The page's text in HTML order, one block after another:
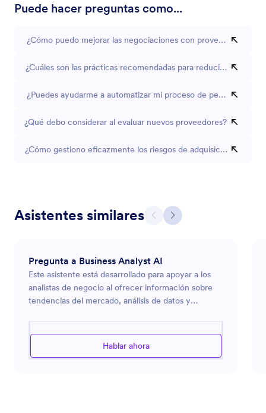
Puede hacer preguntas como...
¿Cómo puedo mejorar las negociaciones con proveedores?
¿Cuáles son las prácticas recomendadas para reducir los costos
¿Puedes ayudarme a automatizar mi proceso de pedido de
¿Qué debo considerar al evaluar nuevos proveedores?
¿Cómo gestiono eficazmente los riesgos de adquisición?
Asistentes similares
Pregunta a Business Analyst AI
Este asistente está desarrollado para apoyar a los
analistas de negocio al ofrecer información sobre
tendencias del mercado, análisis de datos y
analítica, interpretación de datos empresariales e
implementación de mejoras en los procesos para
Hablar ahora